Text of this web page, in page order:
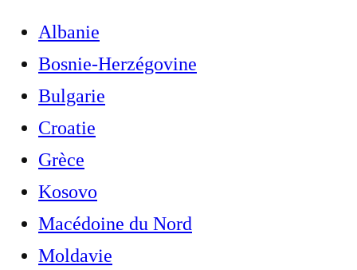
Albanie
Bosnie-Herzégovine
Bulgarie
Croatie
Grèce
Kosovo
Macédoine du Nord
Moldavie